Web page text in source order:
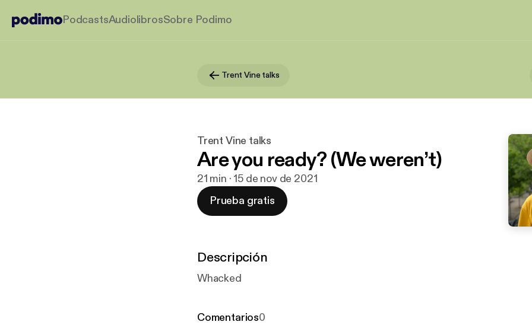
PodcastsAudiolibrosSobre Podimo
Trent Vine talks
Trent Vine talks
Are you ready? (We weren’t)
21 min · 15 de nov de 2021
Prueba gratis
Descripción
Whacked
Comentarios0